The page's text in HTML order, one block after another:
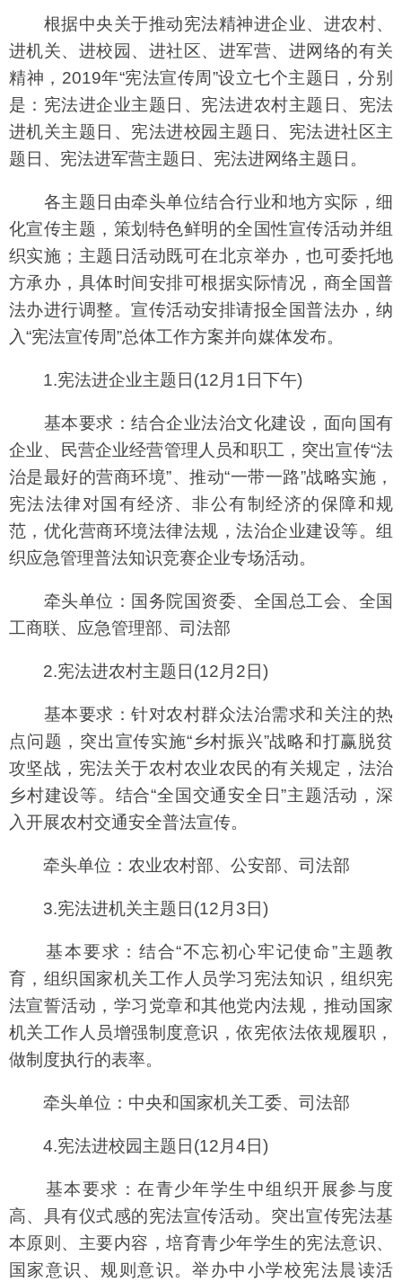
根据中央关于推动宪法精神进企业、进农村、
进机关、进校园、进社区、进军营、进网络的有关
精神，2019年“宪法宣传周”设立七个主题日，分别
是：宪法进企业主题日、宪法进农村主题日、宪法
进机关主题日、宪法进校园主题日、宪法进社区主
题日、宪法进军营主题日、宪法进网络主题日。
各主题日由牵头单位结合行业和地方实际，细
化宣传主题，策划特色鲜明的全国性宣传活动并组
织实施；主题日活动既可在北京举办，也可委托地
方承办，具体时间安排可根据实际情况，商全国普
法办进行调整。宣传活动安排请报全国普法办，纳
入“宪法宣传周”总体工作方案并向媒体发布。
1.宪法进企业主题日(12月1日下午)
基本要求：结合企业法治文化建设，面向国有
企业、民营企业经营管理人员和职工，突出宣传“法
治是最好的营商环境”、推动“一带一路”战略实施，
宪法法律对国有经济、非公有制经济的保障和规
范，优化营商环境法律法规，法治企业建设等。组
织应急管理普法知识竞赛企业专场活动。
牵头单位：国务院国资委、全国总工会、全国
工商联、应急管理部、司法部
2.宪法进农村主题日(12月2日)
基本要求：针对农村群众法治需求和关注的热
点问题，突出宣传实施“乡村振兴”战略和打赢脱贫
攻坚战，宪法关于农村农业农民的有关规定，法治
乡村建设等。结合“全国交通安全日”主题活动，深
入开展农村交通安全普法宣传。
牵头单位：农业农村部、公安部、司法部
3.宪法进机关主题日(12月3日)
基本要求：结合“不忘初心牢记使命”主题教
育，组织国家机关工作人员学习宪法知识，组织宪
法宣誓活动，学习党章和其他党内法规，推动国家
机关工作人员增强制度意识，依宪依法依规履职，
做制度执行的表率。
牵头单位：中央和国家机关工委、司法部
4.宪法进校园主题日(12月4日)
基本要求：在青少年学生中组织开展参与度
高、具有仪式感的宪法宣传活动。突出宣传宪法基
本原则、主要内容，培育青少年学生的宪法意识、
国家意识、规则意识。举办中小学校宪法晨读活